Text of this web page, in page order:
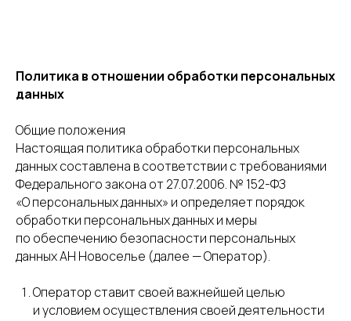
Политика в отношении обработки персональных
данных
Общие положения
Настоящая политика обработки персональных
данных составлена в соответствии с требованиями
Федерального закона от 27.07.2006. № 152-ФЗ
«О персональных данных» и определяет порядок
обработки персональных данных и меры
по обеспечению безопасности персональных
данных АН Новоселье (далее — Оператор).
Оператор ставит своей важнейшей целью
и условием осуществления своей деятельности